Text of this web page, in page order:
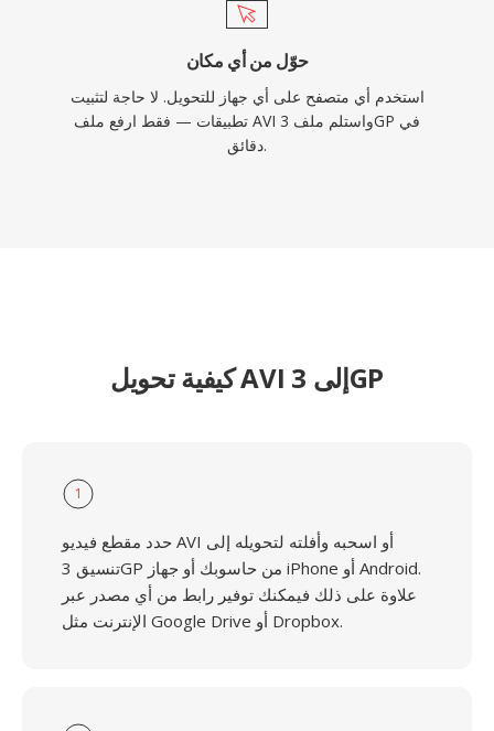
حوّل من أي مكان
استخدم أي متصفح على أي جهاز للتحويل. لا حاجة لتثبيت
تطبيقات — فقط ارفع ملف AVI واستلم ملف 3GP في
دقائق.
كيفية تحويل AVI إلى 3GP
1
حدد مقطع فيديو AVI أو اسحبه وأفلته لتحويله إلى
تنسيق 3GP من حاسوبك أو جهاز iPhone أو Android.
علاوة على ذلك فيمكنك توفير رابط من أي مصدر عبر
الإنترنت مثل Google Drive أو Dropbox.